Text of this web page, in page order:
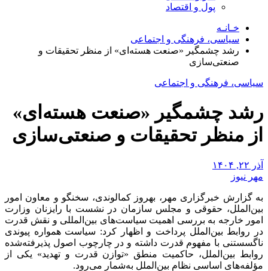
پول و اقتصاد
خـانـه
سیاسی، فرهنگی و اجتماعی
رشد چشمگیر «صنعت هسته‌ای» از منظر تحقیقات و
صنعتی‌سازی
سیاسی، فرهنگی و اجتماعی
رشد چشمگیر «صنعت هسته‌ای»
از منظر تحقیقات و صنعتی‌سازی
آذر ۲۲, ۱۴۰۴
مهر نیوز
به گزارش خبرگزاری مهر، بهروز کمالوندی، سخنگو و معاون امور
بین‌الملل، حقوقی و مجلس سازمان در نشست با رایزنان وزارت
امور خارجه به بررسی اهمیت سیاست‌های بین‌المللی و نقش قدرت
در روابط بین‌الملل پرداخت و اظهار کرد: سیاست همواره پیوندی
ناگسستنی با مفهوم قدرت داشته و در چارچوب اصول پذیرفته‌شده
روابط بین‌الملل، حاکمیت منطق «توازن قدرت و تهدید» یکی از
مؤلفه‌های اساسی نظام بین‌الملل به‌شمار می‌رود.